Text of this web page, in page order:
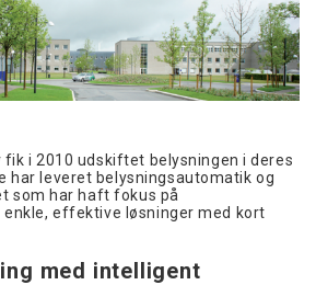
fik i 2010 udskiftet belysningen i deres
har leveret belysningsautomatik og
som har haft fokus på
enkle, effektive løsninger med kort
med intelligent